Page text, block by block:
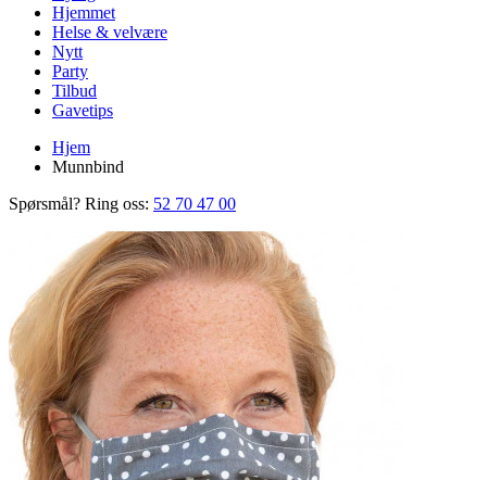
Hjemmet
Helse & velvære
Nytt
Party
Tilbud
Gavetips
Hjem
Munnbind
Spørsmål? Ring oss: 52 70 47 00